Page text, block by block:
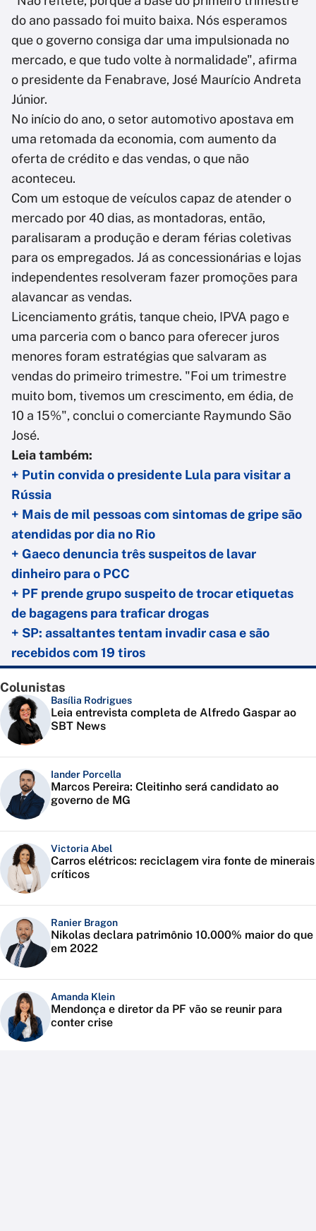
do ano passado foi muito baixa. Nós esperamos
que o governo consiga dar uma impulsionada no
mercado, e que tudo volte à normalidade", afirma
o presidente da Fenabrave, José Maurício Andreta
Júnior.
No início do ano, o setor automotivo apostava em
uma retomada da economia, com aumento da
oferta de crédito e das vendas, o que não
aconteceu.
Com um estoque de veículos capaz de atender o
mercado por 40 dias, as montadoras, então,
paralisaram a produção e deram férias coletivas
para os empregados. Já as concessionárias e lojas
independentes resolveram fazer promoções para
alavancar as vendas.
Licenciamento grátis, tanque cheio, IPVA pago e
uma parceria com o banco para oferecer juros
menores foram estratégias que salvaram as
vendas do primeiro trimestre. "Foi um trimestre
muito bom, tivemos um crescimento, em édia, de
10 a 15%", conclui o comerciante Raymundo São
José.
Leia também:
+ Putin convida o presidente Lula para visitar a
Rússia
+ Mais de mil pessoas com sintomas de gripe são
atendidas por dia no Rio
+ Gaeco denuncia três suspeitos de lavar
dinheiro para o PCC
+ PF prende grupo suspeito de trocar etiquetas
de bagagens para traficar drogas
+ SP: assaltantes tentam invadir casa e são
recebidos com 19 tiros
Colunistas
Basília Rodrigues
Leia entrevista completa de Alfredo Gaspar ao
SBT News
Iander Porcella
Marcos Pereira: Cleitinho será candidato ao
governo de MG
Victoria Abel
Carros elétricos: reciclagem vira fonte de minerais
críticos
Ranier Bragon
Nikolas declara patrimônio 10.000% maior do que
em 2022
Amanda Klein
Mendonça e diretor da PF vão se reunir para
conter crise